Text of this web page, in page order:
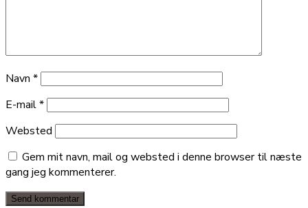
Navn *
E-mail*
Websted
Gem mit navn, mail og websted i denne browser til næste
gang jeg kommenterer.